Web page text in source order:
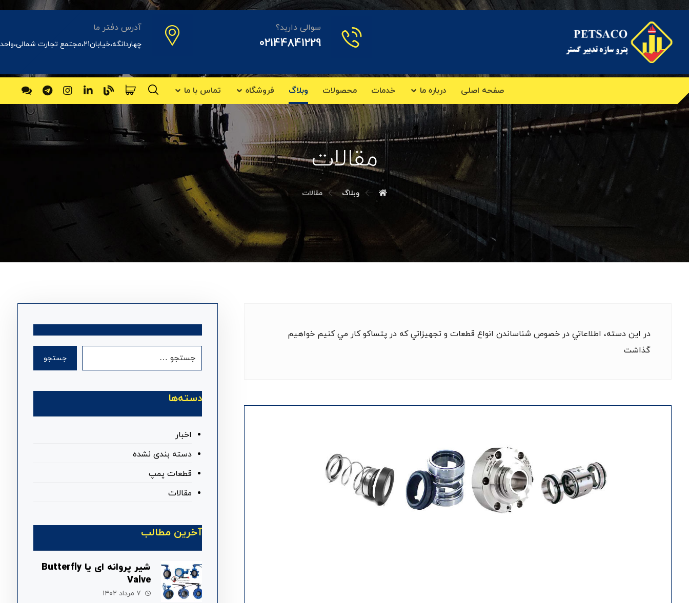
سوالی دارید؟
02144841229
آدرس دفتر ما
چهاردانگه،خیابان21،مجتمع تجارت شمالی،واحد31اداری
صفحه اصلی درباره ما خدمات محصولات وبلاگ فروشگاه تماس با ما
مقالات
وبلاگ مقالات
در اين دسته، اطلاعاتي در خصوص شناساندن انواع قطعات و تجهيزاتي که در پتساکو کار مي کنيم خواهيم
گذاشت
جستجو
دسته‌ها
اخبار
دسته بندی نشده
قطعات پمپ
مقالات
آخرین مطالب
شیر پروانه ای یا Butterfly
Valve
۷ مرداد ۱۴۰۲